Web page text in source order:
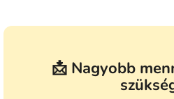
📩 Nagyobb